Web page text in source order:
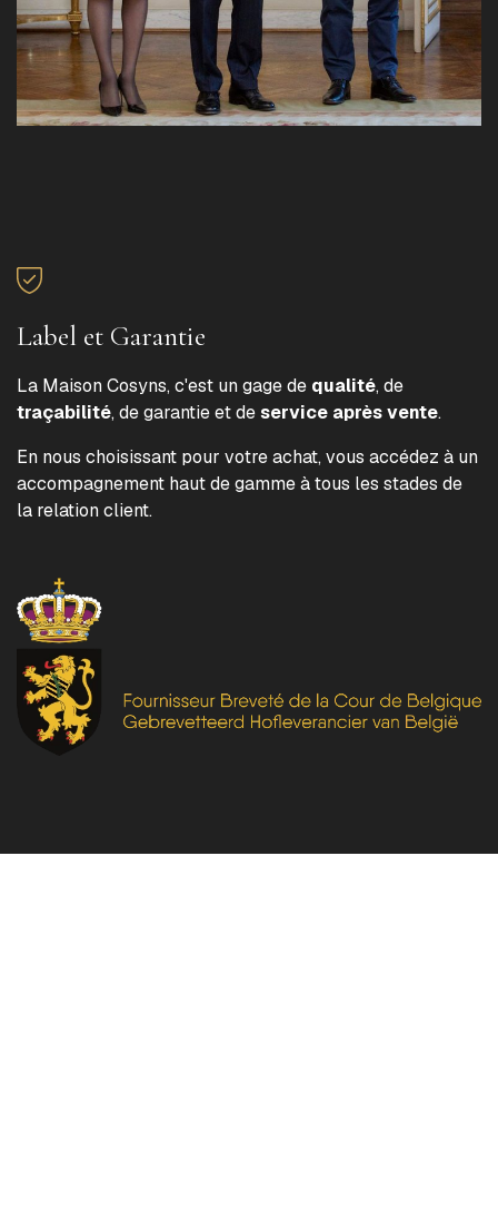
Label et Garantie
La Maison Cosyns, c'est un gage de qualité, de
traçabilité, de garantie et deservice après vente.
En nous choisissant pour votre achat, vous accédez à un
accompagnement haut de gamme à tous les stades de
la relation client.